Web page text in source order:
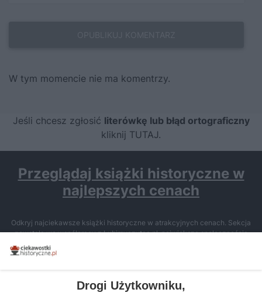
W tym momencie nie ma komentrzy.
Jeśli chcesz zgłosić literówkę lub błąd ortograficzny
kliknij TUTAJ.
Przeglądaj książki historyczne w
najlepszych cenach
Odkryj najciekawsze książki historyczne w atrakcyjnych cenach. Sekcja
powstała we współpracy z Lubimyczytac.pl, największą społecznością
miłośników literatury w Polsce – dzięki temu możesz wybierać spośród
tytułów najwyżej ocenianych przez czytelników.
Drogi Użytkowniku,